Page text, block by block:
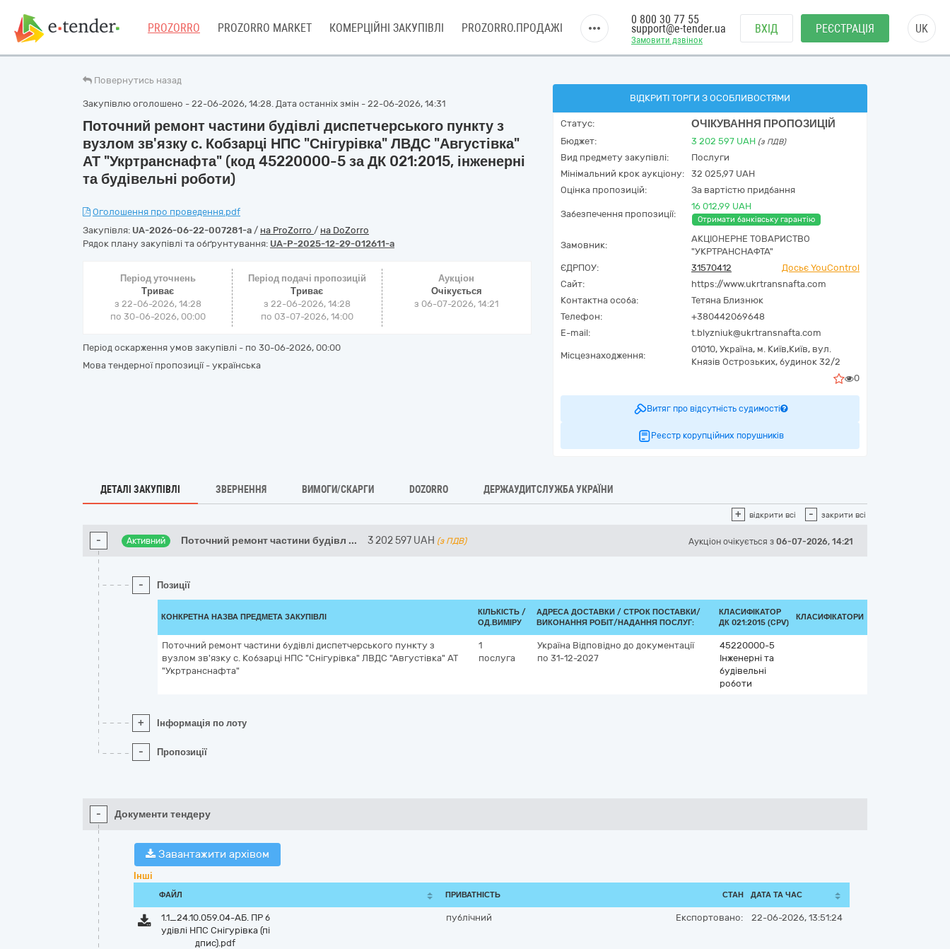
PROZORRO PROZORRO MARKET КОМЕРЦІЙНІ ЗАКУПІВЛІ PROZORRO.ПРОДАЖІ
Замовити дзвінок
0 800 30 77 55
support@e-tender.ua ВХІД РЕЄСТРАЦІЯ UK
Повернутись назад
Закупівлю оголошено - 22-06-2026, 14:28. Дата останніх змін - 22-06-2026, 14:31
Поточний ремонт частини будівлі диспетчерського пункту з
вузлом зв'язку с. Кобзарці НПС "Снігурівка" ЛВДС "Августівка"
АТ "Укртранснафта" (код 45220000-5 за ДК 021:2015, інженерні
та будівельні роботи)
Оголошення про проведення.pdf
Закупівля: UA-2026-06-22-007281-a / на ProZorro / на DoZorro
Рядок плану закупівлі та обґрунтування: UA-P-2025-12-29-012611-a
Період уточнень
Триває
з 22-06-2026, 14:28
по 30-06-2026, 00:00
Період подачі пропозицій
Триває
з 22-06-2026, 14:28
по 03-07-2026, 14:00
Аукціон
Очікується
з 06-07-2026, 14:21
Період оскарження умов закупівлі - по 30-06-2026, 00:00
Мова тендерної пропозиції - українська
ВІДКРИТІ ТОРГИ З ОСОБЛИВОСТЯМИ
Статус: ОЧІКУВАННЯ ПРОПОЗИЦІЙ
Бюджет: 3 202 597 UAH (з ПДВ)
Вид предмету закупівлі:
Послуги
Мінімальний крок аукціону:
32 025,97 UAH
Оцінка пропозицій:
За вартістю придбання
Забезпечення пропозиції:
16 012,99 UAH
Отримати банківську гарантію
Замовник:
АКЦІОНЕРНЕ ТОВАРИСТВО
"УКРТРАНСНАФТА"
ЄДРПОУ:
31570412
Досьє YouControl
Сайт:
https://www.ukrtransnafta.com
Контактна особа:
Тетяна Близнюк
Телефон:
+380442069648
E-mail:
t.blyzniuk@ukrtransnafta.com
Місцезнаходження:
01010, Україна, м. Київ,Київ, вул.
Князів Острозьких, будинок 32/2
0
Витяг про відсутність судимості
Реєстр корупційних порушників
ДЕТАЛІ ЗАКУПІВЛІ ЗВЕРНЕННЯ ВИМОГИ/СКАРГИ DOZORRO ДЕРЖАУДИТСЛУЖБА УКРАЇНИ
+ відкрити всі - закрити всі
- Активний Поточний ремонт частини будівл ... 3 202 597 UAH (з ПДВ) Аукціон очікується з 06-07-2026, 14:21
- Позиції
КОНКРЕТНА НАЗВА ПРЕДМЕТА ЗАКУПІВЛІ
КІЛЬКІСТЬ /
ОД.ВИМІРУ
АДРЕСА ДОСТАВКИ / СТРОК ПОСТАВКИ/
ВИКОНАННЯ РОБІТ/НАДАННЯ ПОСЛУГ:
КЛАСИФІКАТОР
ДК 021:2015 (CPV)
КЛАСИФІКАТОРИ
Поточний ремонт частини будівлі диспетчерського пункту з
вузлом зв'язку с. Кобзарці НПС "Снігурівка" ЛВДС "Августівка" АТ
"Укртранснафта"
1
послуга
Україна Відповідно до документації
по 31-12-2027
45220000-5
Інженерні та
будівельні
роботи
+ Інформація по лоту
- Пропозиції
- Документи тендеру
Завантажити архівом
Інші
ФАЙЛ ПРИВАТНІСТЬ СТАН ДАТА ТА ЧАС
1.1_24.10.059.04-АБ. ПР б
удівлі НПС Снігурівка (пі
дпис).pdf
публічний Експортовано: 22-06-2026, 13:51:24